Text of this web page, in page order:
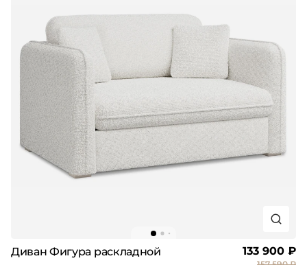
Диван Фигура раскладной 133 900 ₽